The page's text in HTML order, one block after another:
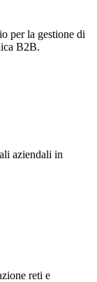
per la gestione di
B2B.
aziendali in
reti e